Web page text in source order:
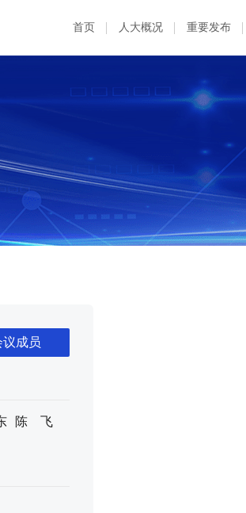
首页 人大概况 重要发布
成员
陈 飞